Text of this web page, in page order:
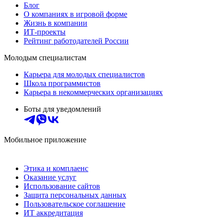
Блог
О компаниях в игровой форме
Жизнь в компании
ИТ-проекты
Рейтинг работодателей России
Молодым специалистам
Карьера для молодых специалистов
Школа программистов
Карьера в некоммерческих организациях
Боты для уведомлений
Мобильное приложение
Этика и комплаенс
Оказание услуг
Использование сайтов
Защита персональных данных
Пользовательское соглашение
ИТ аккредитация